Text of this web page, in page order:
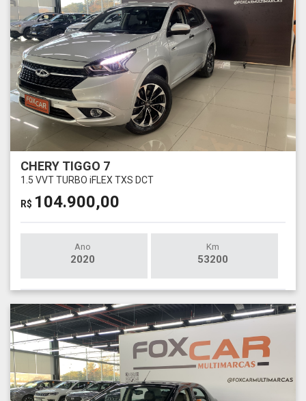
CHERY TIGGO 7
1.5 VVT TURBO iFLEX TXS DCT
R$ 104.900,00
Ano
2020
Km
53200